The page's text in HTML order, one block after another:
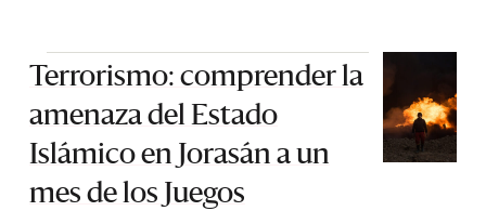
Terrorismo: comprender la
amenaza del Estado
Islámico en Jorasán a un
mes de los Juegos